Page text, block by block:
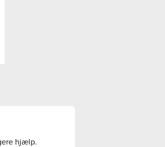
hjælp.